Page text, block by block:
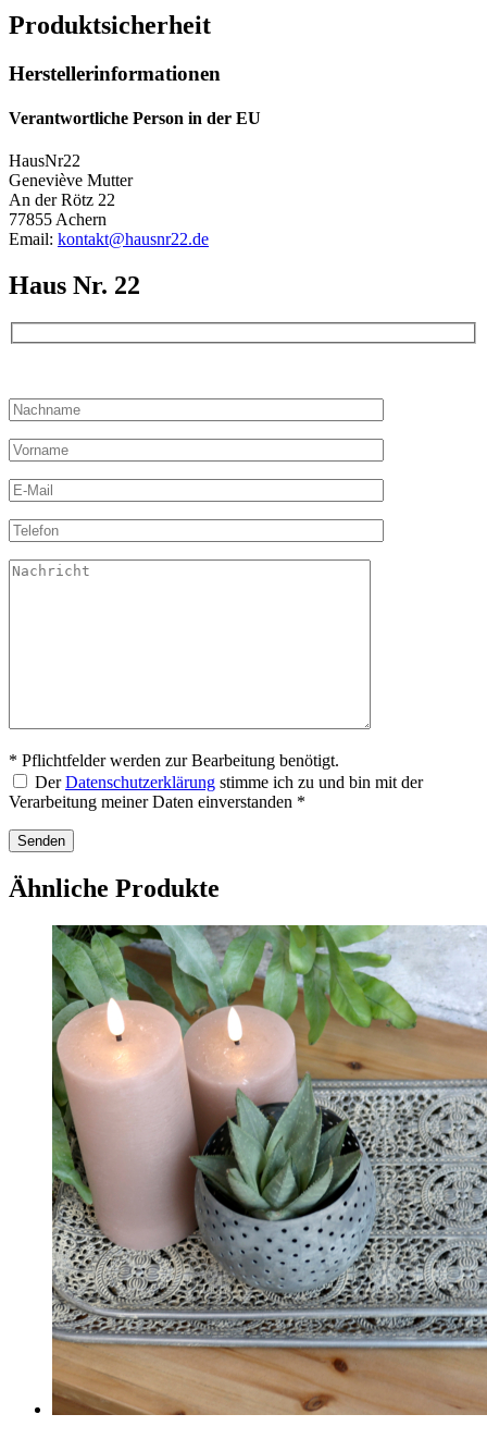
Produktsicherheit
Herstellerinformationen
Verantwortliche Person in der EU
HausNr22
Geneviève Mutter
An der Rötz 22
77855 Achern
Email: kontakt@hausnr22.de
Haus Nr. 22
* Pflichtfelder werden zur Bearbeitung benötigt.
DerDatenschutzerklärung stimme ich zu und bin mit der
Verarbeitung meiner Daten einverstanden *
Ähnliche Produkte